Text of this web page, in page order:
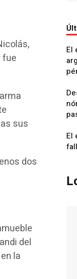
fue
sus
dos
del
la
El
El